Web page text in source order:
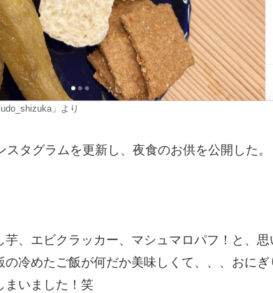
」より
タグラムを更新し、夜食のお供を公開した。
、エビクラッカー、マシュマロパフ！と、思
冷めたご飯が何だか美味しくて、、、おに
まいました！笑